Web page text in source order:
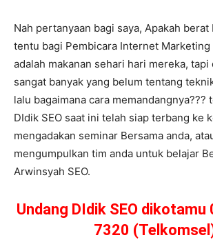
Nah pertanyaan bagi saya, Apakah berat
tentu bagi Pembicara Internet Marketing
adalah makanan sehari hari mereka, tapi
sangat banyak yang belum tentang
lalu bagaimana cara memandangnya???
DIdik SEO saat ini telah siap terbang ke
mengadakan seminar Bersama anda,
mengumpulkan tim anda untuk belajar
Arwinsyah SEO.
Undang DIdik SEO
7320